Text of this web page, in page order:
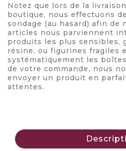
Notez que lors de la
boutique, nous effectuons
sondage (au hasard) afin de
articles nous parviennent
produits les plus sensibles,
résine, ou figurines fragiles
systématiquement les
de votre commande, nous
envoyer un produit en
attentes.